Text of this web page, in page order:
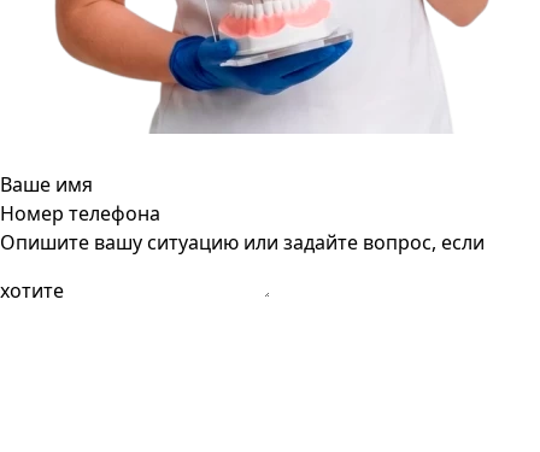
Ваше имя
Номер телефона
Опишите вашу ситуацию или задайте вопрос, если
хотите